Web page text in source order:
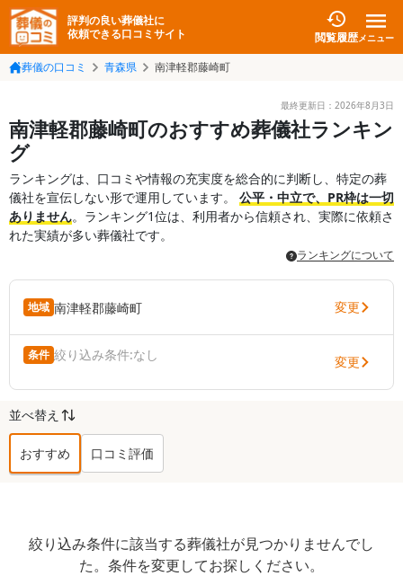
評判の良い葬儀社に
依頼できる口コミサイト
閲覧履歴メニュー
葬儀の口コミ 青森県 南津軽郡藤崎町
最終更新日： 2026年8月3日
南津軽郡藤崎町のおすすめ葬儀社ランキン
グ
ランキングは、口コミや情報の充実度を総合的に判断し、特定の葬
儀社を宣伝しない形で運用しています。 公平・中立で、PR枠は一切
ありません。ランキング1位は、利用者から信頼され、実際に依頼さ
れた実績が多い葬儀社です。
ランキングについて
地域 南津軽郡藤崎町 変更
条件 絞り込み条件:なし 変更
並べ替え
おすすめ 口コミ評価
絞り込み条件に該当する葬儀社が見つかりませんでし
た。条件を変更してお探しください。